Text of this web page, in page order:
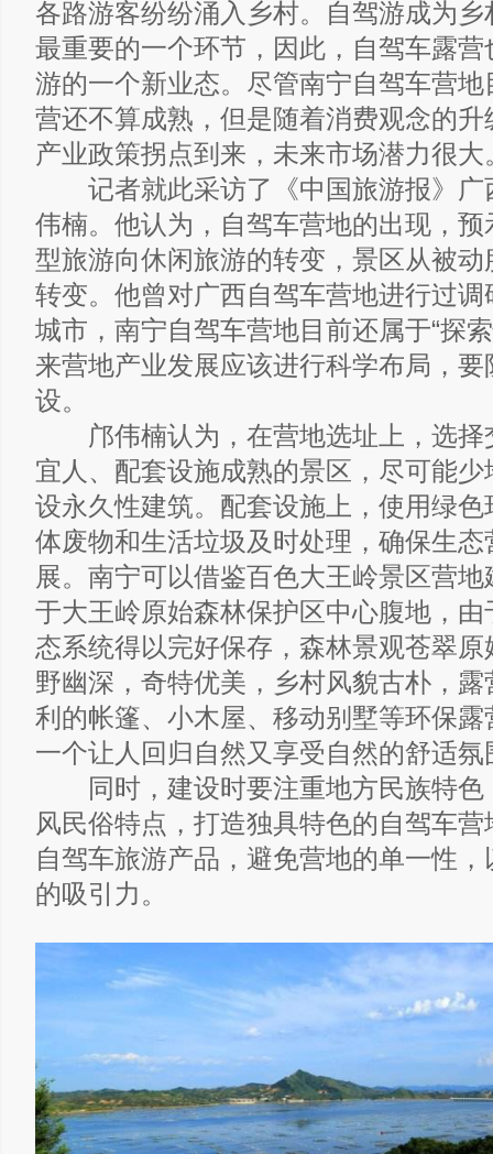
各路游客纷纷涌入乡村。自驾游成为
最重要的一个环节，因此，自驾车露
游的一个新业态。尽管南宁自驾车营
营还不算成熟，但是随着消费观念的
产业政策拐点到来，未来市场潜力很大
记者就此采访了《中国旅游报》广
伟楠。他认为，自驾车营地的出现，
型旅游向休闲旅游的转变，景区从被
转变。他曾对广西自驾车营地进行过
城市，南宁自驾车营地目前还属于“探
来营地产业发展应该进行科学布局，要
设。
邝伟楠认为，在营地选址上，选择
宜人、配套设施成熟的景区，尽可能
设永久性建筑。配套设施上，使用绿
体废物和生活垃圾及时处理，确保生
展。南宁可以借鉴百色大王岭景区营
于大王岭原始森林保护区中心腹地，
态系统得以完好保存，森林景观苍翠
野幽深，奇特优美，乡村风貌古朴，
利的帐篷、小木屋、移动别墅等环保
一个让人回归自然又享受自然的舒适氛
同时，建设时要注重地方民族特色
风民俗特点，打造独具特色的自驾车
自驾车旅游产品，避免营地的单一性
的吸引力。